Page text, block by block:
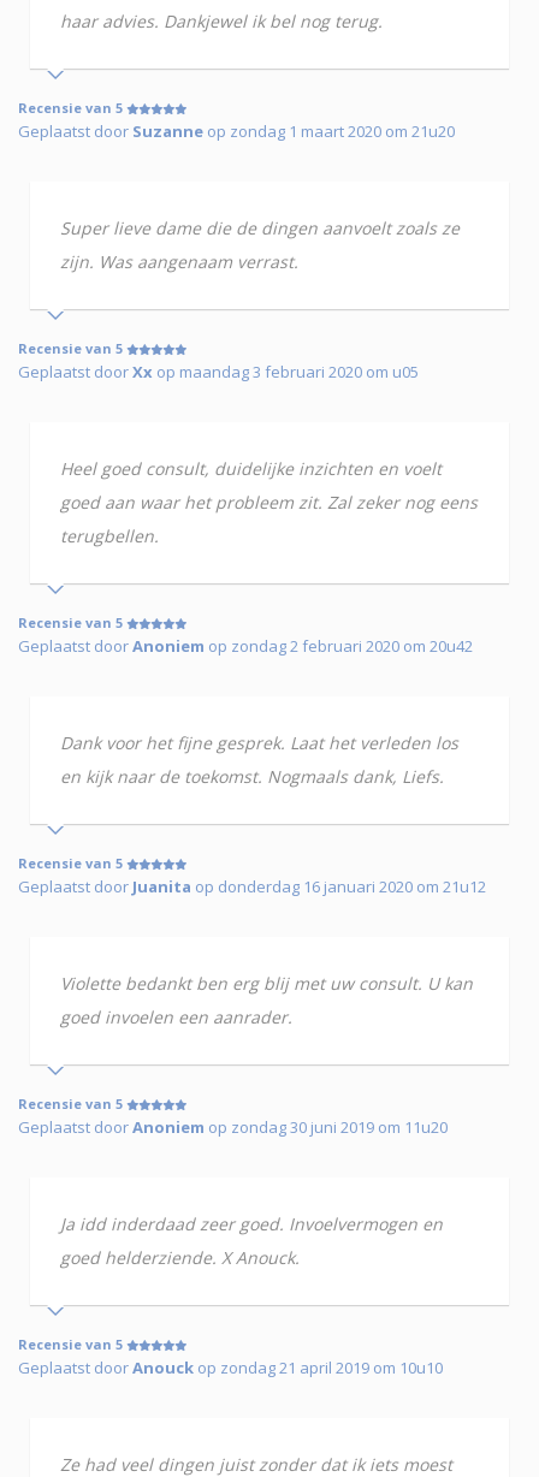
haar advies. Dankjewel ik bel nog terug.
Recensie van 5
Geplaatst door Suzanne op zondag 1 maart 2020 om 21u20
Super lieve dame die de dingen aanvoelt zoals ze
zijn. Was aangenaam verrast.
Recensie van 5
Geplaatst doorXx op maandag 3 februari 2020 om u05
Heel goed consult, duidelijke inzichten en voelt
goed aan waar het probleem zit. Zal zeker nog eens
terugbellen.
Recensie van 5
Geplaatst doorAnoniem op zondag 2 februari 2020 om 20u42
Dank voor het fijne gesprek. Laat het verleden los
en kijk naar de toekomst. Nogmaals dank, Liefs.
Recensie van 5
Geplaatst door Juanita op donderdag 16 januari 2020 om 21u12
Violette bedankt ben erg blij met uw consult. U kan
goed invoelen een aanrader.
Recensie van 5
Geplaatst doorAnoniem op zondag 30 juni 2019 om 11u20
Ja idd inderdaad zeer goed. Invoelvermogen en
goed helderziende. X Anouck.
Recensie van 5
Geplaatst doorAnouck op zondag 21 april 2019 om 10u10
Ze had veel dingen juist zonder dat ik iets moest